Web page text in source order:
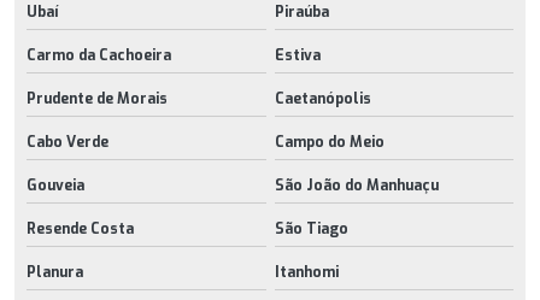
Ubaí Piraúba
Carmo da Cachoeira Estiva
Prudente de Morais Caetanópolis
Cabo Verde Campo do Meio
Gouveia São João do Manhuaçu
Resende Costa São Tiago
Planura Itanhomi